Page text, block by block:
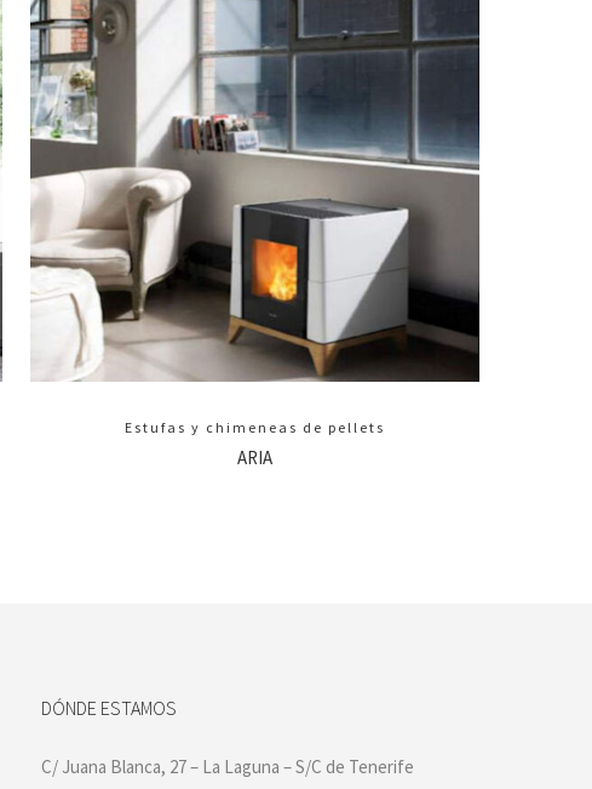
Estufas y chimeneas de pellets
ARIA
DÓNDE ESTAMOS
C/ Juana Blanca, 27 – La Laguna – S/C de Tenerife